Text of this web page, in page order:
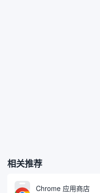
相关推荐
Chrome 应用商店